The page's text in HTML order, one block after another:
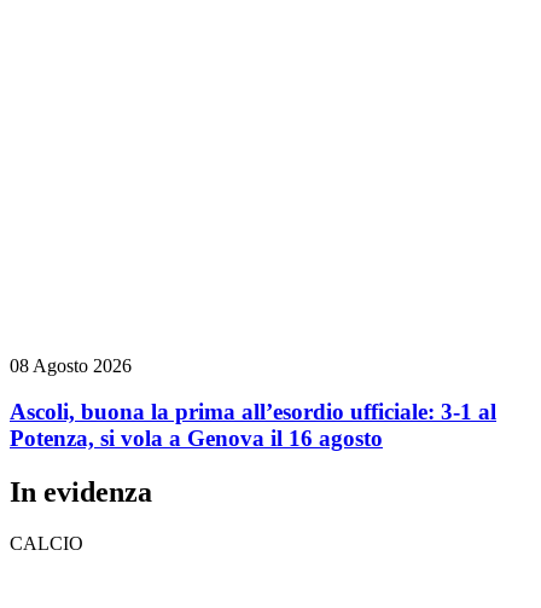
08 Agosto 2026
Ascoli, buona la prima all’esordio ufficiale: 3-1 al
Potenza, si vola a Genova il 16 agosto
In evidenza
CALCIO